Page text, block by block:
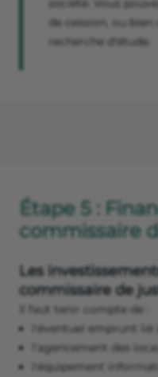
société. Vous
de cession, ou
recherche d'étude.
Étape 5 :
commissaire
Les
commissaire de
Il faut tenir compte de :
l'éventuel emprunt lié
l'agencement des
l'équipement